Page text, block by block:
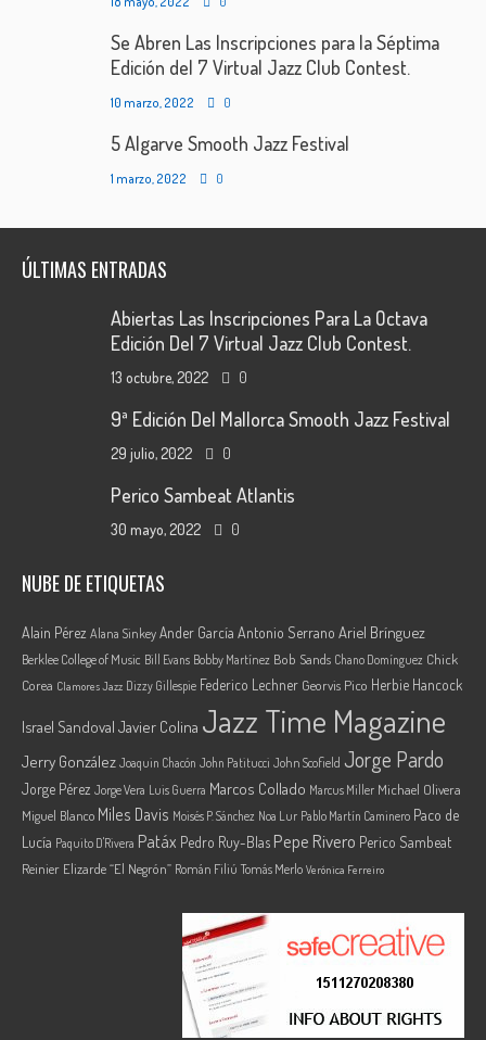
Se Abren Las Inscripciones para la Séptima
Edición del 7 Virtual Jazz Club Contest.
10 marzo, 2022 0
5 Algarve Smooth Jazz Festival
1 marzo, 2022 0
ÚLTIMAS ENTRADAS
Abiertas Las Inscripciones Para La Octava
Edición Del 7 Virtual Jazz Club Contest.
13 octubre, 2022 0
9ª Edición Del Mallorca Smooth Jazz Festival
29 julio, 2022 0
Perico Sambeat Atlantis
30 mayo, 2022 0
NUBE DE ETIQUETAS
Alain Pérez Alana SinkeyAnder García Antonio Serrano Ariel Brínguez
Berklee College of Music Bill Evans Bobby Martínez Bob Sands Chano Domínguez Chick
Corea Clamores Jazz Dizzy Gillespie Federico Lechner Georvis Pico Herbie Hancock
Israel Sandoval Javier Colina Jazz Time Magazine
Jerry González Joaquin Chacón John Patitucci John Scofield Jorge Pardo
Jorge Pérez Jorge Vera Luis Guerra Marcos Collado Marcus Miller Michael Olivera
Miguel Blanco Miles Davis Moisés P. Sánchez Noa Lur Pablo Martín Caminero Paco de
Lucía Paquito D'Rivera Patáx Pedro Ruy-Blas Pepe Rivero Perico Sambeat
Reinier Elizarde “El Negrón” Román Filiú Tomás Merlo Verónica Ferreiro